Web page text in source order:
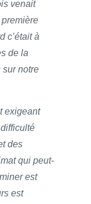
venait
c’était à
de la
sur notre
exigeant
des
qui peut-
est
est